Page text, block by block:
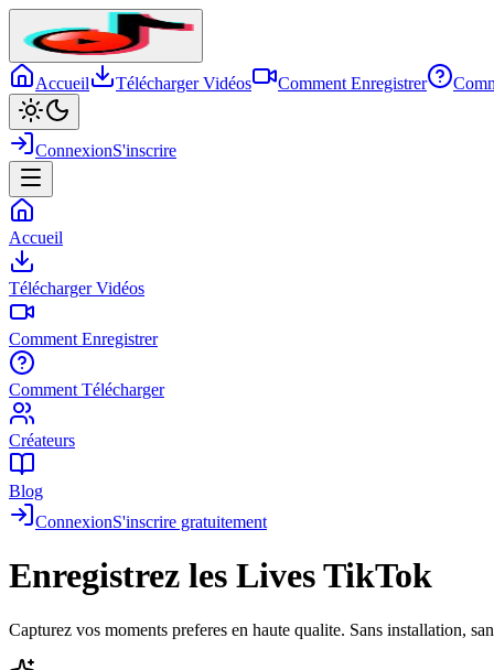
Accueil Télécharger Vidéos Comment Enregistrer
ConnexionS'inscrire
Accueil
Télécharger Vidéos
Comment Enregistrer
Comment Télécharger
Créateurs
Blog
ConnexionS'inscrire gratuitement
Enregistrez les Lives TikTok
Capturez vos moments preferes en haute qualite. Sans installation,